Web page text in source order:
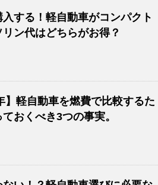
する！軽自動車がコンパクト
リン代はどちらがお得？
】軽自動車を燃費で比較するた
おくべき3つの事実。